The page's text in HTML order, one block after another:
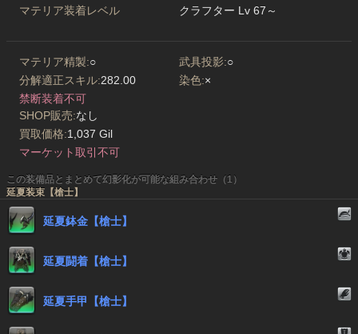
マテリア装着レベル
クラフター Lv 67～
マテリア精製:○ 武具投影:○
分解適正スキル:282.00 染色:×
禁断装着不可
SHOP販売:なし
買取価格:1,037 Gil
マーケット取引不可
この装備品とまとめて幻影化が可能な組み合わせ（1）
延夏装束【槍士】
延夏鉢金【槍士】
延夏闘着【槍士】
延夏手甲【槍士】